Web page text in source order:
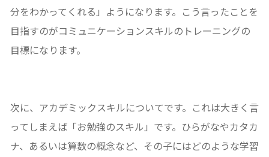
分をわかってくれる」ようになります。こう言ったことを
目指すのがコミュニケーションスキルのトレーニングの
目標になります。
次に、アカデミックスキルについてです。これは大きく言
ってしまえば「お勉強のスキル」です。ひらがなやカタカ
ナ、あるいは算数の概念など、その子にはどのような学習